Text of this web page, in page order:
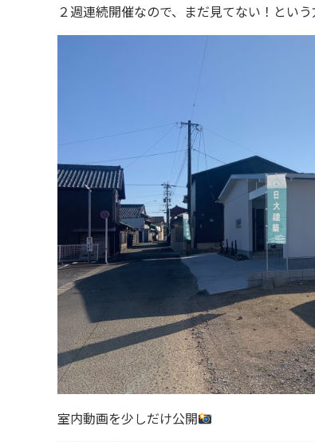
２週連続開催なので、まだ見てない！とい
室内動画を少しだけ公開